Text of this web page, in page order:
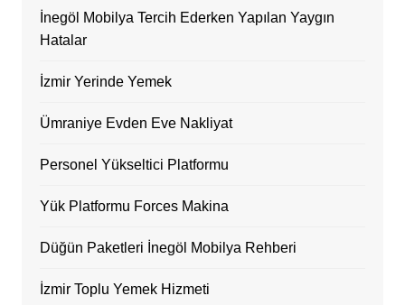
İnegöl Mobilya Tercih Ederken Yapılan Yaygın
Hatalar
İzmir Yerinde Yemek
Ümraniye Evden Eve Nakliyat
Personel Yükseltici Platformu
Yük Platformu Forces Makina
Düğün Paketleri İnegöl Mobilya Rehberi
İzmir Toplu Yemek Hizmeti